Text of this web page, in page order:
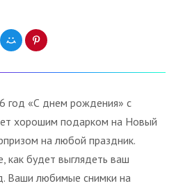
год «С днем рождения» с
хорошим подарком на Новый
на любой праздник.
как будет выглядеть ваш
Ваши любимые снимки на